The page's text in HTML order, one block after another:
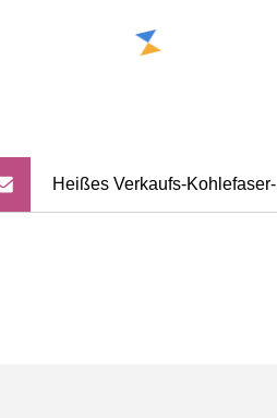
Heißes Verkaufs-Kohlefaser-